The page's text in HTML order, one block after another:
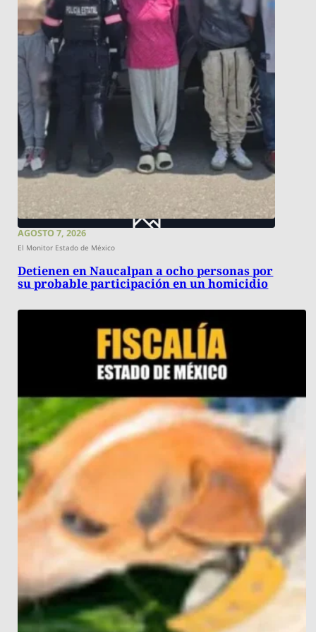
AGOSTO 7, 2026
El Monitor Estado de México
Detienen en Naucalpan a ocho personas por
su probable participación en un homicidio